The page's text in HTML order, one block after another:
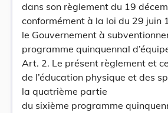
dans son règlement du 19
conformément à la loi du 29 juin
le Gouvernement à
programme quinquennal
Art. 2. Le présent règlement et
de l’éducation physique et des
la quatrième partie
du sixième programme